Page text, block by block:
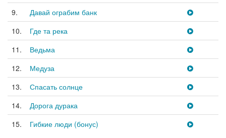
9.
Давай ограбим банк
10.
Где та река
11.
Ведьма
12.
Медуза
13.
Спасать солнце
14.
Дорога дурака
15.
Гибкие люди (бонус)